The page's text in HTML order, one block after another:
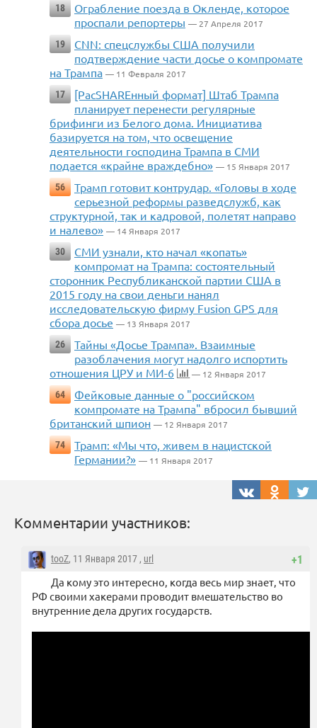
18
Ограбление поезда в Окленде, которое
проспали репортеры — 27 Апреля 2017
19
CNN: спецслужбы США получили
подтверждение части досье о компромате
на Трампа — 11 Февраля 2017
17
[РасSHAREнный формат] Штаб Трампа
планирует перенести регулярные
брифинги из Белого дома. Инициатива
базируется на том, что освещение
деятельности господина Трампа в СМИ
подается «крайне враждебно» — 15 Января 2017
56
Трамп готовит контрудар. «Головы в ходе
серьезной реформы разведслужб, как
структурной, так и кадровой, полетят направо
и налево» — 14 Января 2017
30
СМИ узнали, кто начал «копать»
компромат на Трампа: состоятельный
сторонник Республиканской партии США в
2015 году на свои деньги нанял
исследовательскую фирму Fusion GPS для
сбора досье — 13 Января 2017
26
Тайны «Досье Трампа». Взаимные
разоблачения могут надолго испортить
отношения ЦРУ и МИ-6
— 12 Января 2017
64
Фейковые данные о "российском
компромате на Трампа" вбросил бывший
британский шпион — 12 Января 2017
74
Трамп: «Мы что, живем в нацистской
Германии?» — 11 Января 2017
Комментарии участников:
+1
tooZ, 11 Января 2017 , url
Да кому это интересно, когда весь мир знает, что
РФ своими хакерами проводит вмешательство во
внутренние дела других государств.